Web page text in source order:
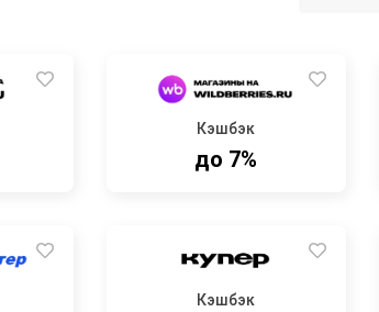
Кэшбэк
до 7%
Кэшбэк